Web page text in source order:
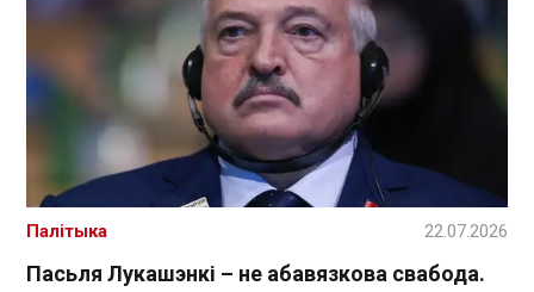
Пасьля Лукашэнкі – не абавязкова свабода.
Палітыка 22.07.2026